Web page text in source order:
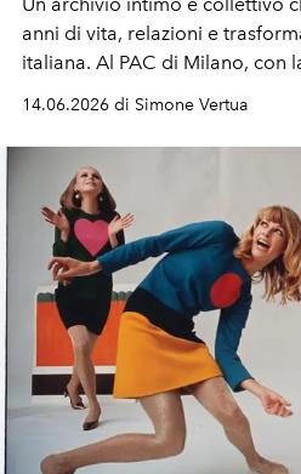
anni di vita, relazioni e
italiana. Al PAC di Milano, con
resistenza. Realizzata in
Porta Venezia Milano e
occasone del Pride 2026, la
racconta la comunità
14.06.2026 di Simone Vertua